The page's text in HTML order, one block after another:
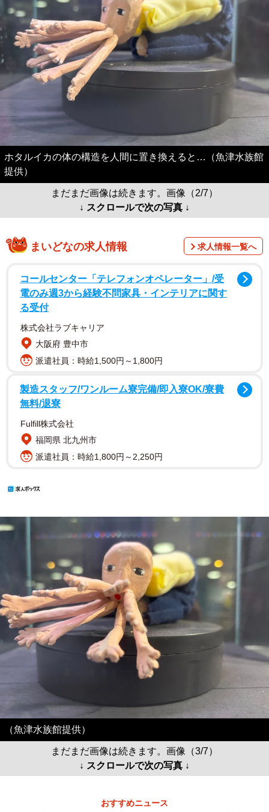
ホタルイカの体の構造を人間に置き換えると…（魚津水族館
提供）
まだまだ画像は続きます。画像（2/7）
↓ スクロールで次の写真 ↓
まいどなの求人情報 求人情報一覧へ
コールセンター「テレフォンオペレーター」/受
電のみ週3から経験不問家具・インテリアに関す
る受付
株式会社ラブキャリア
大阪府 豊中市
派遣社員：時給1,500円～1,800円
製造スタッフ/ワンルーム寮完備/即入寮OK/寮費
無料/退寮
Fulfill株式会社
福岡県 北九州市
派遣社員：時給1,800円～2,250円
（魚津水族館提供）
まだまだ画像は続きます。画像（3/7）
↓ スクロールで次の写真 ↓
おすすめニュース